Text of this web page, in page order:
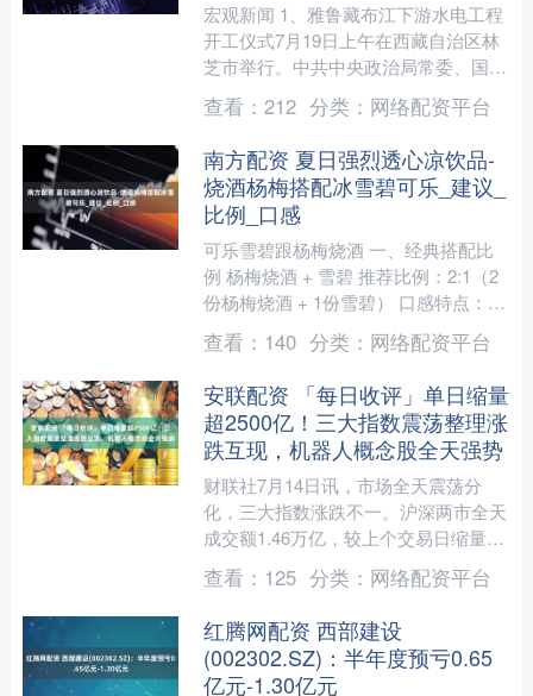
宏观新闻 1、雅鲁藏布江下游水电工程
开工仪式7月19日上午在西藏自治区林
芝市举行。中共中央政治局常委、国务
院总理李强出席开工仪式，并宣布工程
正式开工。工程主要采....
查看： 212 分类： 网络配资平台
南方配资 夏日强烈透心凉饮品-
烧酒杨梅搭配冰雪碧可乐_建议_
比例_口感
可乐雪碧跟杨梅烧酒 一、经典搭配比
例 杨梅烧酒 + 雪碧 推荐比例：2:1（2
份杨梅烧酒 + 1份雪碧） 口感特点：气
泡感十足，酸甜平衡，杨梅果香浓郁，
适合追求....
查看： 140 分类： 网络配资平台
安联配资 「每日收评」单日缩量
超2500亿！三大指数震荡整理涨
跌互现，机器人概念股全天强势
财联社7月14日讯，市场全天震荡分
化，三大指数涨跌不一。沪深两市全天
成交额1.46万亿，较上个交易日缩量
2534亿。盘面上，市场热点较为杂乱，
个股涨多跌少，全市....
查看： 125 分类： 网络配资平台
红腾网配资 西部建设
(002302.SZ)：半年度预亏0.65
亿元-1.30亿元